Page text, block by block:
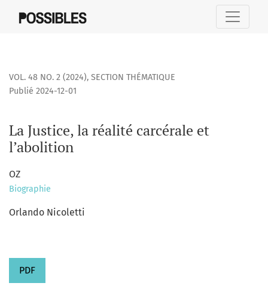
VOL. 48 NO. 2 (2024), SECTION THÉMATIQUE
La Justice, la réalité carcérale et
l’abolition
Publié 2024-12-01
OZ
Biographie
Orlando Nicoletti
PDF